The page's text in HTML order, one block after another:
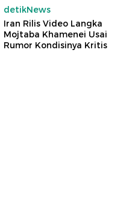
detikNews
Iran Rilis Video Langka
Mojtaba Khamenei Usai
Rumor Kondisinya Kritis